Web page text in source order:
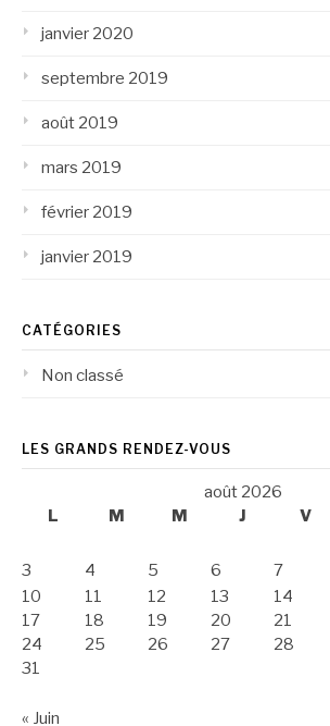
janvier 2020
septembre 2019
août 2019
mars 2019
février 2019
janvier 2019
CATÉGORIES
Non classé
LES GRANDS RENDEZ-VOUS
août 2026
L
M M J V
3
4 5 6 7
10
11 12 13 14
17
18 19 20 21
24
25 26 27 28
31
« Juin